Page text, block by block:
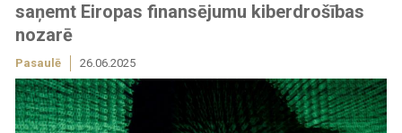
saņemt Eiropas finansējumu kiberdrošības
nozarē
Pasaulē 26.06.2025